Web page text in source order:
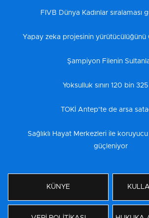
FIVB Dünya Kadınlar sıralaması
Yapay zeka projesinin yürütücülüğünü
Şampiyon Filenin
Yoksulluk sınırı 120 bin 325
TOKİ Antep’te de arsa
Sağlıklı Hayat Merkezleri ile
güçleniyor
KÜNYE